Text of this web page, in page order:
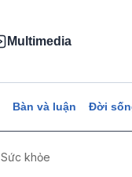
Multimedia
Bàn và luận Đời
Sức khỏe